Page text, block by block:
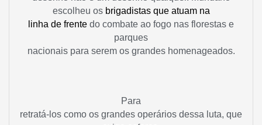
escolheu os brigadistas que atuam na
linha de frente do combate ao fogo nas florestas e
parques
nacionais para serem os grandes homenageados.
Para
retratá-los como os grandes operários dessa luta, que